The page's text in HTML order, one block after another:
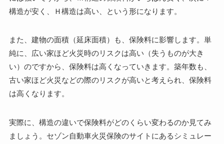
構造が安く、Ｈ構造は高い、という形になります。
また、建物の面積（延床面積）も、保険料に影響します。単
純に、広い家ほど火災時のリスクは高い（失うものが大き
い）のですから、保険料は高くなっていきます。築年数も、
古い家ほど火災などの際のリスクが高いと考えられ、保険料
は高くなります。
実際に、構造の違いで保険料がどのくらい変わるのか見てみ
ましょう。セゾン自動車火災保険のサイトにあるシミュレー